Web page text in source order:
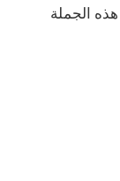
الجملة